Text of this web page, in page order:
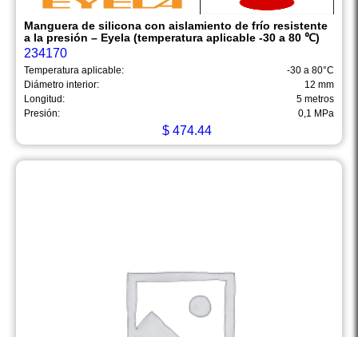
Manguera de silicona con aislamiento de frío resistente
a la presión – Eyela (temperatura aplicable -30 a 80 ℃)
234170
Temperatura aplicable:
-30 a 80°C
Diámetro interior:
12 mm
Longitud:
5 metros
Presión:
0,1 MPa
$ 474.44